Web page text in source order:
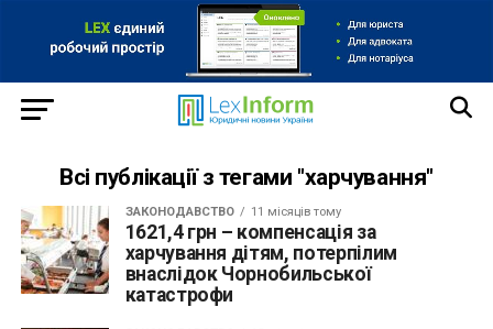
Всі публікації з тегами "харчування"
ЗАКОНОДАВСТВО 11 місяців тому
1621,4 грн – компенсація за
харчування дітям, потерпілим
внаслідок Чорнобильської
катастрофи